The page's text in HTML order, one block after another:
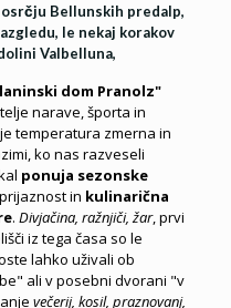
osrčju Bellunskih predalp,
le nekaj korakov
Valbelluna,
dom Pranolz"
narave, športa in
temperatura zmerna in
ko nas razveseli
ponuja sezonske
in kulinarična
. Divjačina, ražnjiči, žar, prvi
iz tega časa so le
lahko uživali ob
ali v posebni dvorani "v
večerij, kosil, praznovanj,